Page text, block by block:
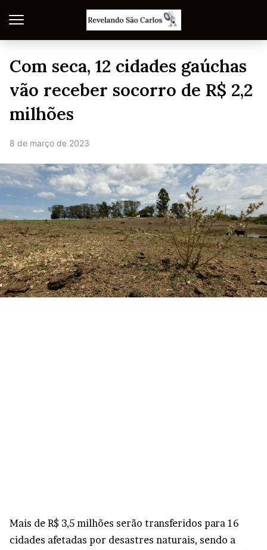
Com seca, 12 cidades gaúchas
vão receber socorro de R$ 2,2
milhões
8 de março de 2023
Mais de R$ 3,5 milhões serão transferidos para 16
cidades afetadas por desastres naturais, sendo a